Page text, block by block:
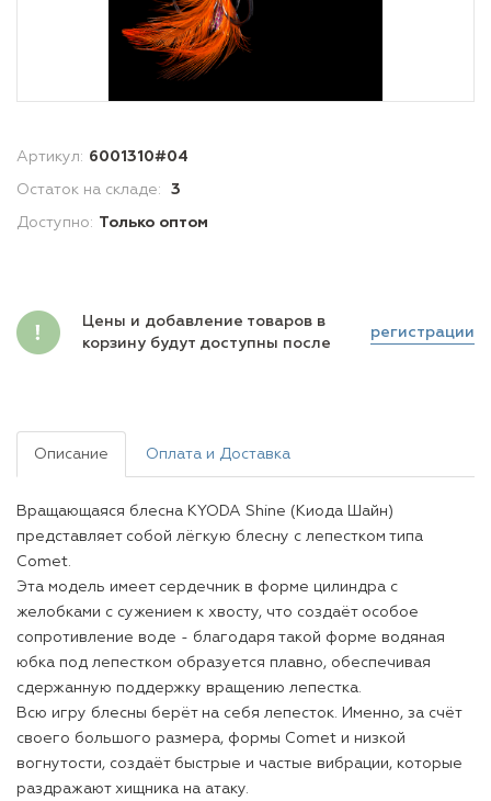
Артикул: 6001310#04
Остаток на складе: 3
Доступно: Только оптом
Цены и добавление товаров в
корзину будут доступны после
регистрации
Описание Оплата и Доставка
Вращающаяся блесна KYODA Shine (Киода Шайн)
представляет собой лёгкую блесну с лепестком типа
Comet.
Эта модель имеет сердечник в форме цилиндра с
желобками с сужением к хвосту, что создаёт особое
сопротивление воде - благодаря такой форме водяная
юбка под лепестком образуется плавно, обеспечивая
сдержанную поддержку вращению лепестка.
Всю игру блесны берёт на себя лепесток. Именно, за счёт
своего большого размера, формы Comet и низкой
вогнутости, создаёт быстрые и частые вибрации, которые
раздражают хищника на атаку.